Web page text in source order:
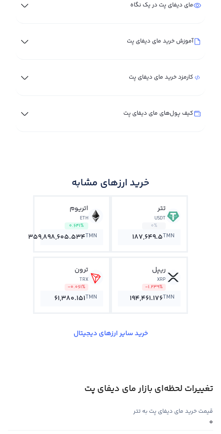
مای دیفای پت در یک نگاه
آموزش خرید مای دیفای پت
کارمزد خرید مای دیفای پت
کیف پول‌های مای دیفای پت
خرید ارزهای مشابه
تتر
USDT
0%
187,649.5TMN
اتریوم
ETH
0.641%
359,898,605.534TMN
ریپل
XRP
-1.239%
194,461.176TMN
ترون
TRX
-0.061%
61,380.151TMN
خرید سایر ارزهای دیجیتال
تغییرات لحظه‌ای بازار مای دیفای پت
قیمت خرید مای دیفای پت به تتر
0